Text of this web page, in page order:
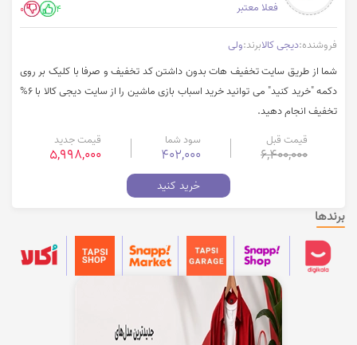
فعلا معتبر 4
0
فروشنده:دیجی کالابرند:ولی
شما از طریق سایت تخفیف هات بدون داشتن کد تخفیف و صرفا با کلیک بر روی
دکمه "خرید کنید" می توانید خرید اسباب بازی ماشین را از سایت دیجی کالا با 6%
تخفیف انجام دهید.
قیمت قبل
6,400,000
سود شما
402,000
قیمت جدید
5,998,000
خرید کنید
برندها